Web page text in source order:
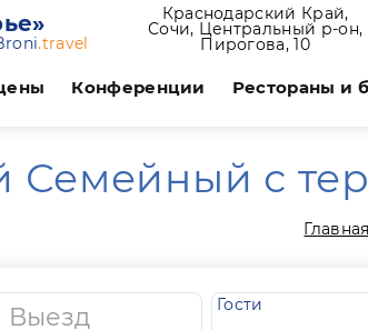
.travel
Краснодарский Край,
Сочи, Центральный р-он,
Пирогова, 10
Конференции Рестораны и
с
Главная
Гости